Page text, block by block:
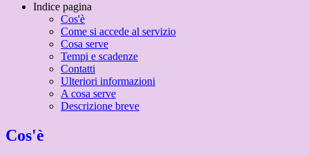
Indice pagina
Cos'è
Come si accede al servizio
Cosa serve
Tempi e scadenze
Contatti
Ulteriori informazioni
A cosa serve
Descrizione breve
Cos'è